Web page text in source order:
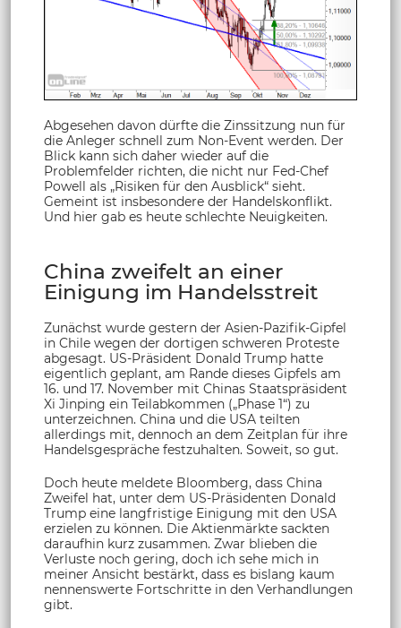
Abgesehen davon dürfte die Zinssitzung nun für
die Anleger schnell zum Non-Event werden. Der
Blick kann sich daher wieder auf die
Problemfelder richten, die nicht nur Fed-Chef
Powell als „Risiken für den Ausblick“ sieht.
Gemeint ist insbesondere der Handelskonflikt.
Und hier gab es heute schlechte Neuigkeiten.
China zweifelt an einer
Einigung im Handelsstreit
Zunächst wurde gestern der Asien-Pazifik-Gipfel
in Chile wegen der dortigen schweren Proteste
abgesagt. US-Präsident Donald Trump hatte
eigentlich geplant, am Rande dieses Gipfels am
16. und 17. November mit Chinas Staatspräsident
Xi Jinping ein Teilabkommen („Phase 1“) zu
unterzeichnen. China und die USA teilten
allerdings mit, dennoch an dem Zeitplan für ihre
Handelsgespräche festzuhalten. Soweit, so gut.
Doch heute meldete Bloomberg, dass China
Zweifel hat, unter dem US-Präsidenten Donald
Trump eine langfristige Einigung mit den USA
erzielen zu können. Die Aktienmärkte sackten
daraufhin kurz zusammen. Zwar blieben die
Verluste noch gering, doch ich sehe mich in
meiner Ansicht bestärkt, dass es bislang kaum
nennenswerte Fortschritte in den Verhandlungen
gibt.